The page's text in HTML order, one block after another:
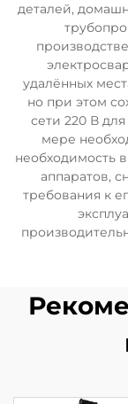
деталей,
удалённых
но при этом
сети 220 В
мере
необходимость
аппаратов,
требования к